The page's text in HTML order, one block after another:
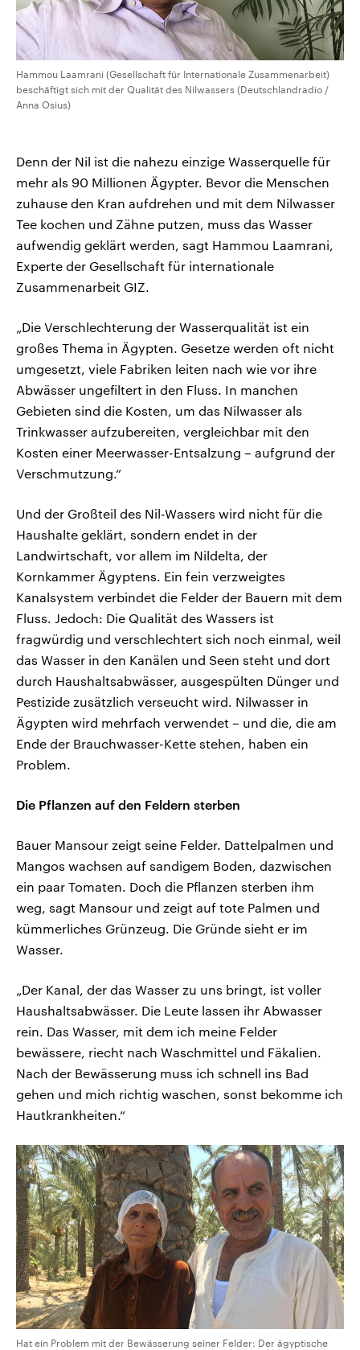
Hammou Laamrani (Gesellschaft für Internationale Zusammenarbeit)
beschäftigt sich mit der Qualität des Nilwassers (Deutschlandradio /
Anna Osius)
Denn der Nil ist die nahezu einzige Wasserquelle für
mehr als 90 Millionen Ägypter. Bevor die Menschen
zuhause den Kran aufdrehen und mit dem Nilwasser
Tee kochen und Zähne putzen, muss das Wasser
aufwendig geklärt werden, sagt Hammou Laamrani,
Experte der Gesellschaft für internationale
Zusammenarbeit GIZ.
„Die Verschlechterung der Wasserqualität ist ein
großes Thema in Ägypten. Gesetze werden oft nicht
umgesetzt, viele Fabriken leiten nach wie vor ihre
Abwässer ungefiltert in den Fluss. In manchen
Gebieten sind die Kosten, um das Nilwasser als
Trinkwasser aufzubereiten, vergleichbar mit den
Kosten einer Meerwasser-Entsalzung – aufgrund der
Verschmutzung.“
Und der Großteil des Nil-Wassers wird nicht für die
Haushalte geklärt, sondern endet in der
Landwirtschaft, vor allem im Nildelta, der
Kornkammer Ägyptens. Ein fein verzweigtes
Kanalsystem verbindet die Felder der Bauern mit dem
Fluss. Jedoch: Die Qualität des Wassers ist
fragwürdig und verschlechtert sich noch einmal, weil
das Wasser in den Kanälen und Seen steht und dort
durch Haushaltsabwässer, ausgespülten Dünger und
Pestizide zusätzlich verseucht wird. Nilwasser in
Ägypten wird mehrfach verwendet – und die, die am
Ende der Brauchwasser-Kette stehen, haben ein
Problem.
Die Pflanzen auf den Feldern sterben
Bauer Mansour zeigt seine Felder. Dattelpalmen und
Mangos wachsen auf sandigem Boden, dazwischen
ein paar Tomaten. Doch die Pflanzen sterben ihm
weg, sagt Mansour und zeigt auf tote Palmen und
kümmerliches Grünzeug. Die Gründe sieht er im
Wasser.
„Der Kanal, der das Wasser zu uns bringt, ist voller
Haushaltsabwässer. Die Leute lassen ihr Abwasser
rein. Das Wasser, mit dem ich meine Felder
bewässere, riecht nach Waschmittel und Fäkalien.
Nach der Bewässerung muss ich schnell ins Bad
gehen und mich richtig waschen, sonst bekomme ich
Hautkrankheiten.“
Hat ein Problem mit der Bewässerung seiner Felder: Der ägyptische